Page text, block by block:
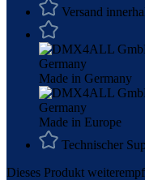
Versand
Made in Germany
Made in Europe
Technischer
Dieses Produkt